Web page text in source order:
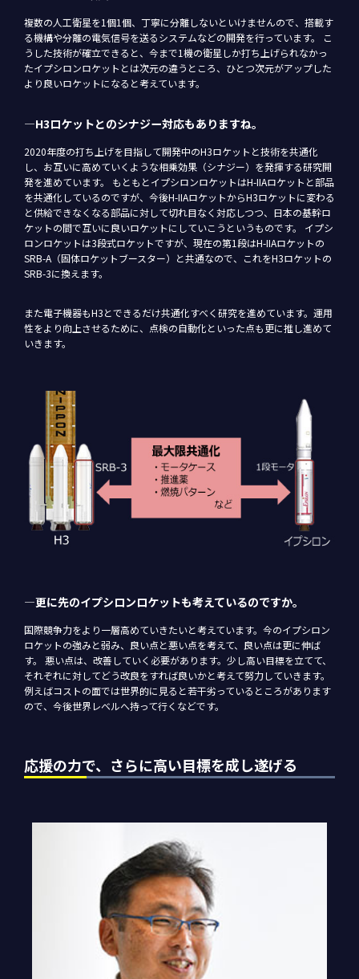
複数の人工衛星を1個1個、丁寧に分離しないといけませんので、搭載す
る機構や分離の電気信号を送るシステムなどの開発を行っています。 こ
うした技術が確立できると、今まで1機の衛星しか打ち上げられなかっ
たイプシロンロケットとは次元の違うところ、ひとつ次元がアップした
より良いロケットになると考えています。
―H3ロケットとのシナジー対応もありますね。
2020年度の打ち上げを目指して開発中のH3ロケットと技術を共通化
し、お互いに高めていくような相乗効果（シナジー）を発揮する研究開
発を進めています。 もともとイプシロンロケットはH-IIAロケットと部品
を共通化しているのですが、今後H-IIAロケットからH3ロケットに変わる
と供給できなくなる部品に対して切れ目なく対応しつつ、日本の基幹ロ
ケットの間で互いに良いロケットにしていこうというものです。 イプシ
ロンロケットは3段式ロケットですが、現在の第1段はH-IIAロケットの
SRB-A（固体ロケットブースター）と共通なので、これをH3ロケットの
SRB-3に換えます。
また電子機器もH3とできるだけ共通化すべく研究を進めています。運用
性をより向上させるために、点検の自動化といった点も更に推し進めて
いきます。
―更に先のイプシロンロケットも考えているのですか。
国際競争力をより一層高めていきたいと考えています。今のイプシロン
ロケットの強みと弱み、良い点と悪い点を考えて、良い点は更に伸ば
す。 悪い点は、改善していく必要があります。少し高い目標を立てて、
それぞれに対してどう改良をすれば良いかと考えて努力していきます。
例えばコストの面では世界的に見ると若干劣っているところがあります
ので、今後世界レベルへ持って行くなどです。
応援の力で、さらに高い目標を成し遂げる